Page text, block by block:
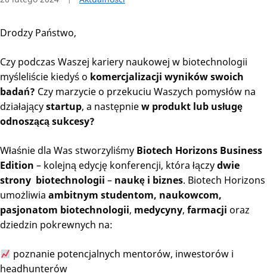
Drodzy Państwo,
Czy podczas Waszej kariery naukowej w biotechnologii
myśleliście kiedyś o komercjalizacji wyników swoich
badań? Czy marzycie o przekuciu Waszych pomysłów na
działającystartup, a następniew produkt lub usługę
odnoszącą sukcesy?
Właśnie dla Was stworzyliśmy Biotech Horizons Business
Edition – kolejną edycję konferencji, która łączydwie
strony biotechnologii – naukę i biznes. Biotech Horizons
umożliwia ambitnym studentom, naukowcom,
pasjonatom biotechnologii, medycyny, farmacji oraz
dziedzin pokrewnych na:
poznanie potencjalnych mentorów, inwestorów i
headhunterów